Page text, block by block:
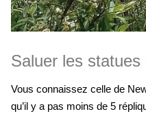
Saluer les
Vous connaissez celle de
qu’il y a pas moins de 5